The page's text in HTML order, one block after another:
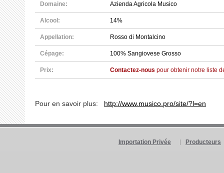
Domaine: Azienda Agricola Musico
Alcool: 14%
Appellation: Rosso di Montalcino
Cépage: 100% Sangiovese Grosso
Prix: Contactez-nous pour obtenir notre liste
Pour en savoir plus: http://www.musico.pro/site/?l=en
Importation Privée Producteurs